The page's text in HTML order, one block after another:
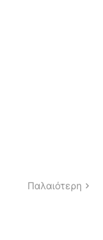
Παλαιότερη